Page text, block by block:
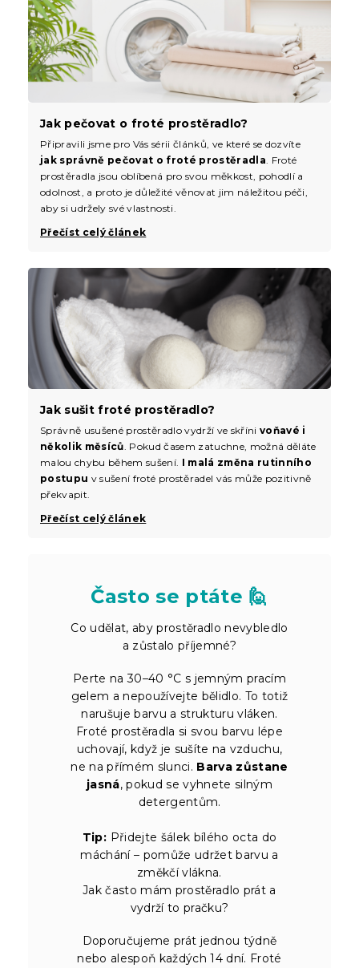
Jak sušit froté prostěradlo?
Správně usušené prostěradlo vydrží ve skříni voňavé i
několik měsíců. Pokud časem zatuchne, možná děláte
malou chybu během sušení. I malá změna rutinního
postupu v sušení froté prostěradel vás může pozitivně
překvapit.
Přečíst celý článek
Jak pečovat o froté prostěradlo?
Připravili jsme pro Vás sérii článků, ve které se dozvíte
jak správně pečovat o froté prostěradla . Froté
prostěradla jsou oblíbená pro svou měkkost, pohodlí a
odolnost, a proto je důležité věnovat jim náležitou péči,
aby si udržely své vlastnosti.
Přečíst celý článek
Často se ptáte 🙋
Co udělat, aby prostěradlo nevybledlo
a zůstalo příjemné?
Perte na 30–40 °C s jemným pracím
gelem a nepoužívejte bělidlo. To totiž
narušuje barvu a strukturu vláken.
Froté prostěradla si svou barvu lépe
uchovají, když je sušíte na vzduchu,
ne na přímém slunci. Barva zůstane
jasná, pokud se vyhnete silným
detergentům.
Tip: Přidejte šálek bílého octa do
máchání – pomůže udržet barvu a
změkčí vlákna.
Jak často mám prostěradlo prát a
vydrží to pračku?
Doporučujeme prát jednou týdně
nebo alespoň každých 14 dní. Froté